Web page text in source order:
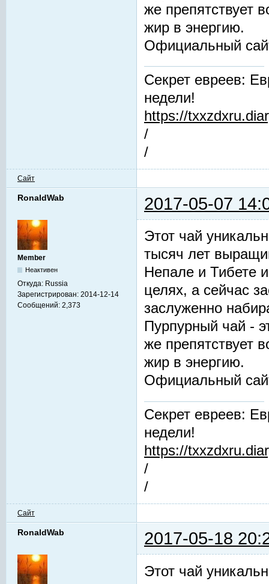
же препятствует
жир в энергию.
Официальный
Секрет евреев:
недели!
https://
/
/
Сайт
RonaldWab 2017-05-07
Member
Неактивен
Откуда: Russia
Зарегистрирован: 2014-12-14
Сообщений: 2,373
Этот чай
тысяч лет
Непале и Тибете
целях, а сейчас
заслуженно
Пурпурный чай -
же препятствует
жир в энергию.
Официальный
Секрет евреев:
недели!
https://
/
/
Сайт
RonaldWab 2017-05-18
Этот чай